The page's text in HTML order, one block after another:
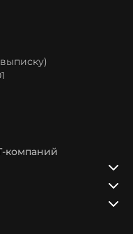
компаний